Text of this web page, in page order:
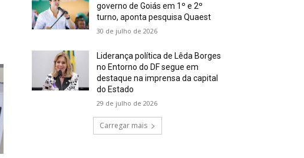
governo de Goiás em 1º e 2º
turno, aponta pesquisa Quaest
30 de julho de 2026
Liderança política de Lêda Borges
no Entorno do DF segue em
destaque na imprensa da capital
do Estado
29 de julho de 2026
Carregar mais